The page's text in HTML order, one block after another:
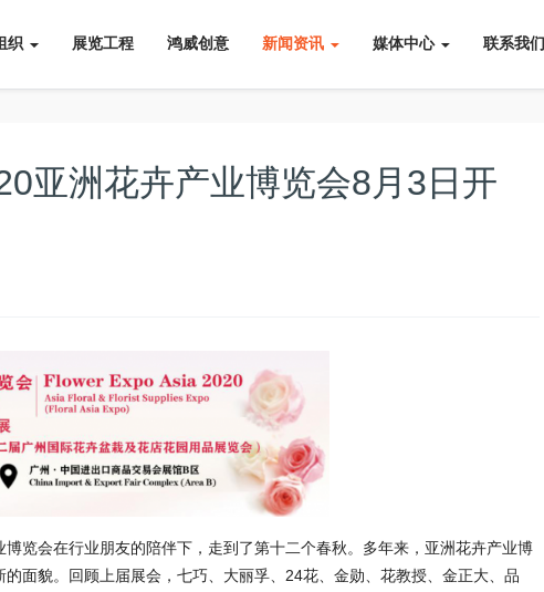
织 展览工程 鸿威创意 新闻资讯 媒体中心 联系我们
亚洲花卉产业博览会8月3日开
览会在行业朋友的陪伴下，走到了第十二个春秋。多年来，亚洲花卉产业博
面貌。回顾上届展会，七巧、大丽孚、24花、金勋、花教授、金正大、品